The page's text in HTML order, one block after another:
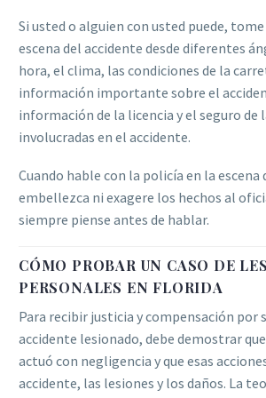
Si usted o alguien con usted puede,
escena del accidente desde diferentes
hora, el clima, las condiciones de la
información importante sobre el
información de la licencia y el seguro de
involucradas en el accidente.
Cuando hable con la policía en la escena
embellezca ni exagere los hechos al
siempre piense antes de hablar.
CÓMO PROBAR UN CASO DE
PERSONALES EN FLORIDA
Para recibir justicia y compensación por
accidente lesionado, debe demostrar
actuó con negligencia y que esas
accidente, las lesiones y los daños. La